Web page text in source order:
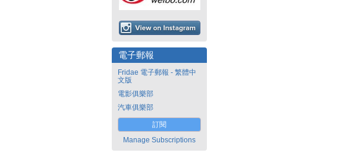
電子郵報
Fridae 電子郵報 - 繁體中
文版
電影俱樂部
汽車俱樂部
訂閱
Manage Subscriptions